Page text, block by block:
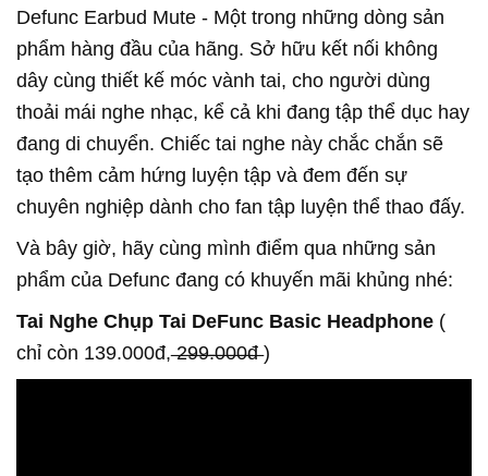
Defunc Earbud Mute - Một trong những dòng sản
phẩm hàng đầu của hãng. Sở hữu kết nối không
dây cùng thiết kế móc vành tai, cho người dùng
thoải mái nghe nhạc, kể cả khi đang tập thể dục hay
đang di chuyển. Chiếc tai nghe này chắc chắn sẽ
tạo thêm cảm hứng luyện tập và đem đến sự
chuyên nghiệp dành cho fan tập luyện thể thao đấy.
Và bây giờ, hãy cùng mình điểm qua những sản
phẩm của Defunc đang có khuyến mãi khủng nhé:
Tai Nghe Chụp Tai DeFunc Basic Headphone (
chỉ còn 139.000đ, ̶2̶̶9̶̶9̶̶.̶̶0̶̶0̶̶0̶̶đ̶ )